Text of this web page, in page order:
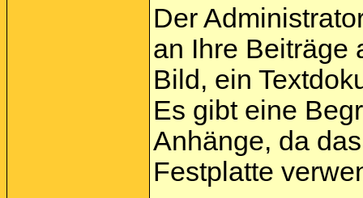
Der
an Ihre Beiträge
Bild, ein
Es gibt eine
Anhänge, da
Festplatte